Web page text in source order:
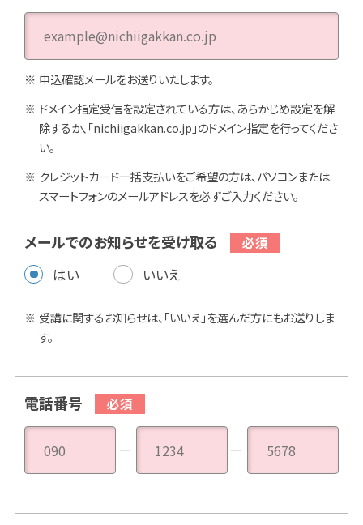
申込確認メールをお送りいたします。
ドメイン指定受信を設定されている方は、あらかじめ設定を解
除するか、「nichiigakkan.co.jp」のドメイン指定を行ってくださ
い。
クレジットカード一括支払いをご希望の方は、パソコンまたは
スマートフォンのメールアドレスを必ずご入力ください。
メールでのお知らせを受け取る
はい いいえ
受講に関するお知らせは、「いいえ」を選んだ方にもお送りしま
す。
電話番号
－ －